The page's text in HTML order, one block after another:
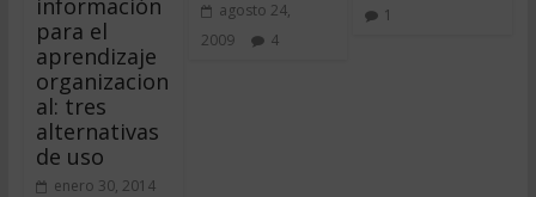
información
para el
aprendizaje
organizacion
al: tres
alternativas
de uso
enero 30, 2014
agosto 24,
2009
4
1